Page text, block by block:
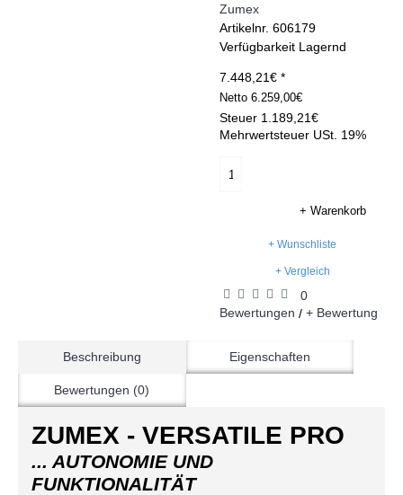
Zumex
Artikelnr. 606179
Verfügbarkeit Lagernd
7.448,21€ *
Netto 6.259,00€
Steuer 1.189,21€
Mehrwertsteuer USt. 19%
+ Warenkorb
+ Wunschliste
+ Vergleich
0
Bewertungen / + Bewertung
Beschreibung Eigenschaften
Bewertungen (0)
ZUMEX - VERSATILE PRO
... AUTONOMIE UND
FUNKTIONALITÄT